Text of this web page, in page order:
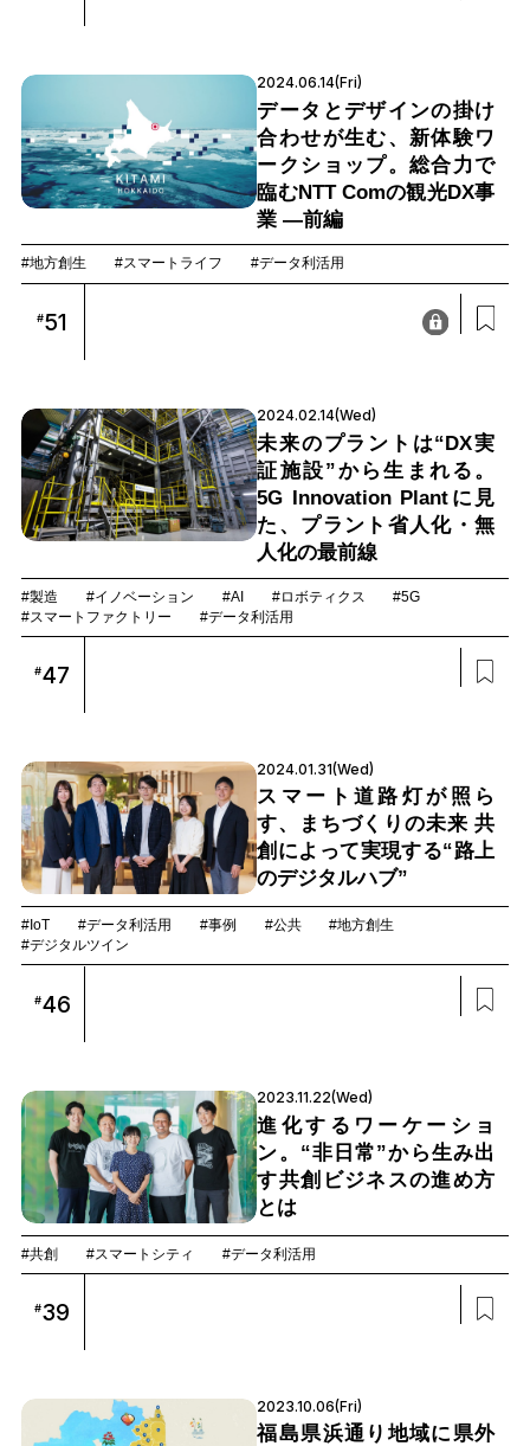
2024.06.14(Fri)
データとデザインの掛け
合わせが生む、新体験ワ
ークショップ。総合力で
臨むNTT Comの観光DX事
業 —前編
#地方創生 #スマートライフ #データ利活用
#51
2024.02.14(Wed)
未来のプラントは“DX実
証施設”から生まれる。
5G Innovation Plantに見
た、プラント省人化・無
人化の最前線
#製造 #イノベーション #AI #ロボティクス
#5G
#スマートファクトリー
#データ利活用
#47
2024.01.31(Wed)
スマート道路灯が照ら
す、まちづくりの未来 共
創によって実現する“路上
のデジタルハブ”
#IoT #データ利活用 #事例 #公共
#地方創生
#デジタルツイン
#46
2023.11.22(Wed)
進化するワーケーショ
ン。“非日常”から生み出
す共創ビジネスの進め方
とは
#共創 #スマートシティ #データ利活用
#39
2023.10.06(Fri)
福島県浜通り地域に県外